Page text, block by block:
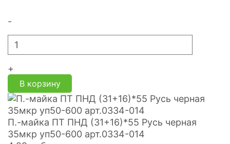
-
+
В корзину
П.-майка ПТ ПНД (31+16)*55 Русь черная
35мкр уп50-600 арт.0334-014